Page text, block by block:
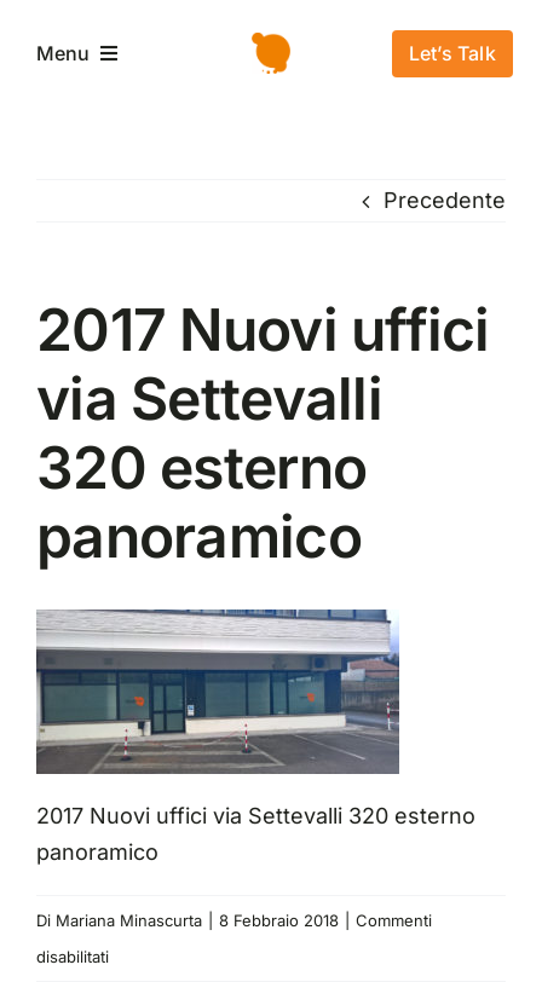
Menu
Servizi e Soluzioni
Settori
Storie di successo
News
Let’s Talk
Precedente
2017 Nuovi uffici
via Settevalli
320 esterno
panoramico
2017 Nuovi uffici via Settevalli 320 esterno
panoramico
Di Mariana Minascurta 8 Febbraio 2018
Commenti
disabilitatisu